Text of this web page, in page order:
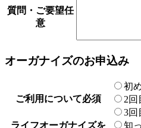
質問・ご要望任
意
オーガナイズのお申込み
ご利用について必須
初
2回
3回
ライフオーガナイズを
知